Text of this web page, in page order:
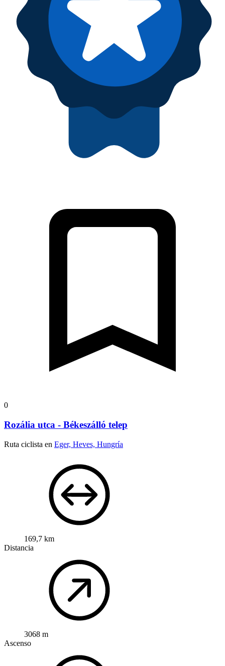
0
Rozália utca - Békeszálló telep
Ruta ciclista en Eger, Heves, Hungría
169,7 km
Distancia
3068 m
Ascenso